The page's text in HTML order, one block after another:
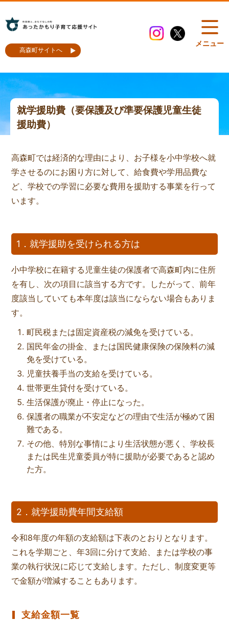
高森町サイトへ
メニュー
就学援助費（要保護及び準要保護児童生徒
援助費）
高森町では経済的な理由により、お子様を小中学校へ就
学させるのにお困り方に対して、給食費や学用品費な
ど、学校での学習に必要な費用を援助する事業を行って
います。
1．就学援助を受けられる方は
小中学校に在籍する児童生徒の保護者で高森町内に住所
を有し、次の項目に該当する方です。したがって、前年
度該当していても本年度は該当にならない場合もありま
す。
町民税または固定資産税の減免を受けている。
国民年金の掛金、または国民健康保険の保険料の減
免を受けている。
児童扶養手当の支給を受けている。
世帯更生貸付を受けている。
生活保護が廃止・停止になった。
保護者の職業が不安定などの理由で生活が極めて困
難である。
その他、特別な事情により生活状態が悪く、学校長
または民生児童委員が特に援助が必要であると認め
た方。
2．就学援助費年間支給額
令和8年度の年額の支給額は下表のとおりとなります。
これを学期ごと、年3回に分けて支給、または学校の事
業の執行状況に応じて支給します。ただし、制度変更等
で金額が増減することもあります。
支給金額一覧